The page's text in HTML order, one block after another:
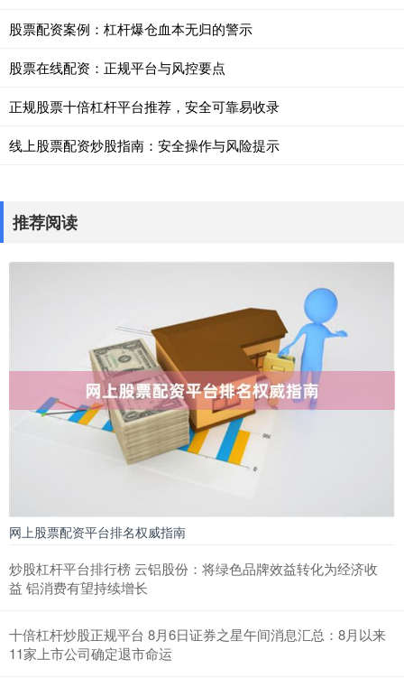
股票配资案例：杠杆爆仓血本无归的警示
股票在线配资：正规平台与风控要点
正规股票十倍杠杆平台推荐，安全可靠易收录
线上股票配资炒股指南：安全操作与风险提示
推荐阅读
网上股票配资平台排名权威指南
炒股杠杆平台排行榜 云铝股份：将绿色品牌效益转化为经济收
益 铝消费有望持续增长
十倍杠杆炒股正规平台 8月6日证券之星午间消息汇总：8月以来
11家上市公司确定退市命运